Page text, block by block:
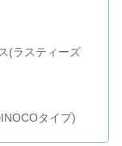
(ラスティーズ
タイプ)